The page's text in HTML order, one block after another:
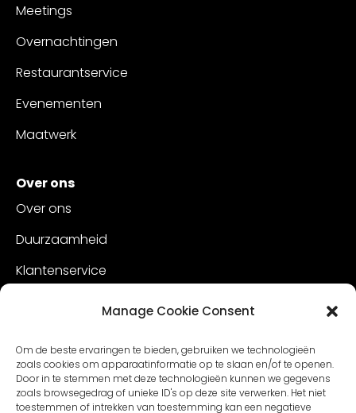
Manage Cookie Consent
Om de beste ervaringen te bieden, gebruiken we technologieën
zoals cookies om apparaatinformatie op te slaan en/of te openen.
Door in te stemmen met deze technologieën kunnen we gegevens
zoals browsegedrag of unieke ID's op deze site verwerken. Het niet
toestemmen of intrekken van toestemming kan een negatieve
Meetings
Overnachtingen
Restaurantservice
Evenementen
Maatwerk
Over ons
Over ons
Duurzaamheid
Klantenservice